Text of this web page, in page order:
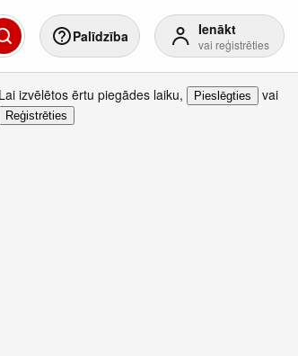
Palīdzība Ienākt
vai reģistrēties
Lai izvēlētos ērtu piegādes laiku, Pieslēgties vai
Reģistrēties